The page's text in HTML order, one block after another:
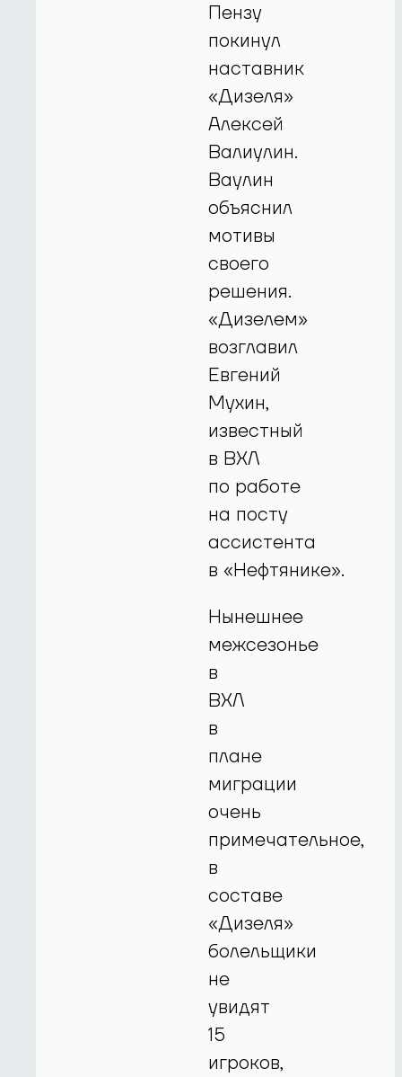
Пензу
покинул
наставник
«Дизеля»
Алексей
Валиулин.
Ваулин
объяснил
мотивы
своего
решения.
«Дизелем»
возглавил
Евгений
Мухин,
известный
в ВХЛ
по работе
на посту
ассистента
в «Нефтянике».
Нынешнее
межсезонье
в
ВХЛ
в
плане
миграции
очень
примечательное,
в
составе
«Дизеля»
болельщики
не
увидят
15
игроков,